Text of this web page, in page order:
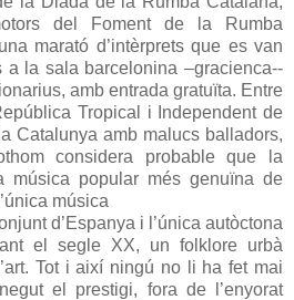
del Foment de la Rumba
marató d’intèrprets que es van
a la sala barcelonina –gracienca--
amb entrada gratuïta. Entre
Tropical i Independent de
Catalunya amb malucs balladors,
considera probable que la
música popular més genuïna de
música
d’Espanya i l’única autòctona
el segle XX, un folklore urbà
Tot i així ningú no li ha fet mai
el prestigi, fora de l’enyorat